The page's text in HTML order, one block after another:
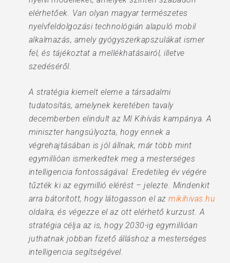
elérhetőek. Van olyan magyar természetes
nyelvfeldolgozási technológián alapuló mobil
alkalmazás, amely gyógyszerkapszulákat ismer
fel, és tájékoztat a mellékhatásairól, illetve
szedéséről.
A stratégia kiemelt eleme a társadalmi
tudatosítás, amelynek keretében tavaly
decemberben elindult az MI Kihívás kampánya. A
miniszter hangsúlyozta, hogy ennek a
végrehajtásában is jól állnak, már több mint
egymillióan ismerkedtek meg a mesterséges
intelligencia fontosságával. Eredetileg év végére
tűzték ki az egymillió elérést – jelezte. Mindenkit
arra bátorított, hogy látogasson el azmikihivas.hu
oldalra, és végezze el az ott elérhető kurzust. A
stratégia célja az is, hogy 2030-ig egymillióan
juthatnak jobban fizető álláshoz a mesterséges
intelligencia segítségével.